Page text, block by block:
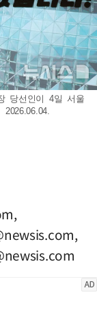
당선인이 4일 서울
,
,